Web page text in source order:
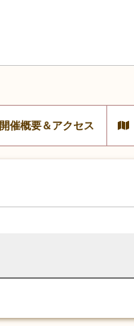
開催概要＆アクセス